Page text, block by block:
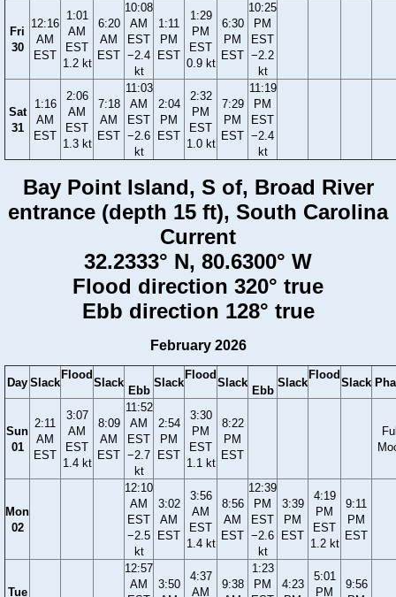
Fri
30
12:16
AM
EST
1:01
AM
EST
1.2 kt
6:20
AM
EST
10:08
AM
EST
−2.4
kt
1:11
PM
EST
1:29
PM
EST
0.9 kt
6:30
PM
EST
10:25
PM
EST
−2.2
kt
Sat
31
1:16
AM
EST
2:06
AM
EST
1.3 kt
7:18
AM
EST
11:03
AM
EST
−2.6
kt
2:04
PM
EST
2:32
PM
EST
1.0 kt
7:29
PM
EST
11:19
PM
EST
−2.4
kt
Bay Point Island, S of, Broad River
entrance (depth 15 ft), South Carolina
Current
32.2333° N, 80.6300° W
Flood direction 320° true
Ebb direction 128° true
February 2026
Day Slack
Flood
Slack
Ebb
Slack
Flood
Slack
Ebb
Slack
Flood
Slack
Sun
01
2:11
AM
EST
3:07
AM
EST
1.4 kt
8:09
AM
EST
11:52
AM
EST
−2.7
kt
2:54
PM
EST
3:30
PM
EST
1.1 kt
8:22
PM
EST
Mon
02
12:10
AM
EST
−2.5
kt
3:02
AM
EST
3:56
AM
EST
1.4 kt
8:56
AM
EST
12:39
PM
EST
−2.6
kt
3:39
PM
EST
4:19
PM
EST
1.2 kt
9:11
PM
EST
Tue
12:57
AM
3:50
4:37
AM
9:38
1:23
PM
4:23
5:01
PM
9:56